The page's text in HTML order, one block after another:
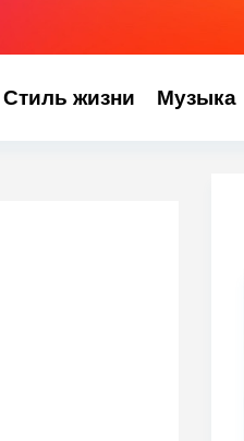
Стиль жизни Музыка